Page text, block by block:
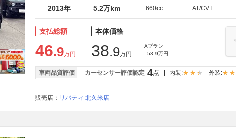
2013年 5.2万km 660cc AT/CVT
支払総額
46.9万円
本体価格
38.9万円
Aプラン
: 53.9万円
車両品質評価 カーセンサー評価認定 4点 内装: 外装:
販売店： リバティ 北久米店